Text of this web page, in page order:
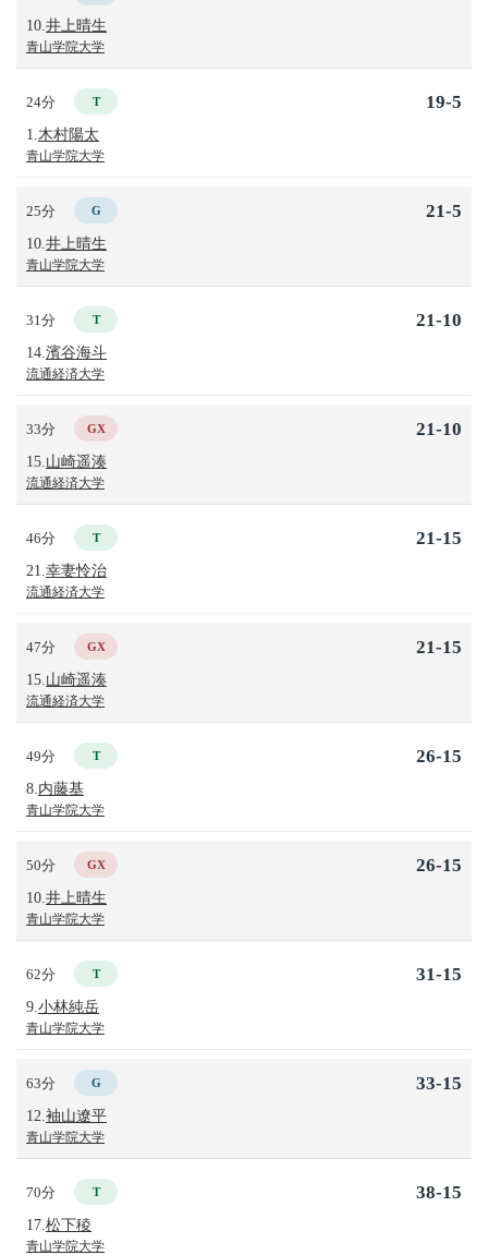
10. 井上晴生
青山学院大学
24分 T
1. 木村陽太
青山学院大学
19-5
25分 G
10. 井上晴生
青山学院大学
21-5
31分 T
14. 濱谷海斗
流通経済大学
21-10
33分 GX
15. 山崎遥湊
流通経済大学
21-10
46分 T
21. 幸妻怜治
流通経済大学
21-15
47分 GX
15. 山崎遥湊
流通経済大学
21-15
49分 T
8. 内藤基
青山学院大学
26-15
50分 GX
10. 井上晴生
青山学院大学
26-15
62分 T
9. 小林純岳
青山学院大学
31-15
63分 G
12. 袖山遼平
青山学院大学
33-15
70分 T
17. 松下稜
青山学院大学
38-15